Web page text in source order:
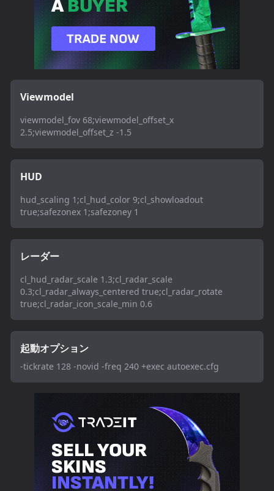
Viewmodel
viewmodel_fov 68;viewmodel_offset_x
2.5;viewmodel_offset_z -1.5
HUD
hud_scaling 1;cl_hud_color 9;cl_showloadout
true;safezonex 1;safezoney 1
レーダー
cl_hud_radar_scale 1.3;cl_radar_scale
0.3;cl_radar_always_centered true;cl_radar_rotate
true;cl_radar_icon_scale_min 0.6
起動オプション
-tickrate 128 -novid -freq 240 +exec autoexec.cfg